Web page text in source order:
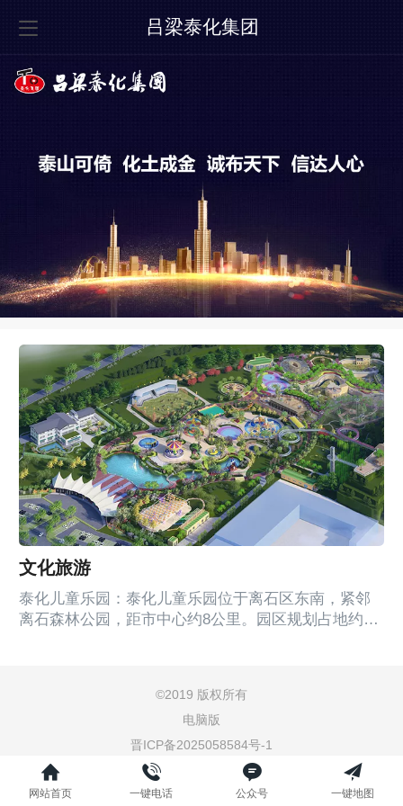
吕梁泰化集团
文化旅游
泰化儿童乐园：泰化儿童乐园位于离石区东南，紧邻
离石森林公园，距市中心约8公里。园区规划占地约
题：活力动物园、亲子游乐园、缤纷植物园。动物园
既有虎、狮、豹等凶猛的野兽，又有骆驼、牦牛、梅
花鹿等食草动物，还有猕猴、阿拉伯佛猴等灵长类动
物和蓝...
©2019 版权所有
电脑版
晋ICP备2025058584号-1
网站首页 一键电话 公众号 一键地图